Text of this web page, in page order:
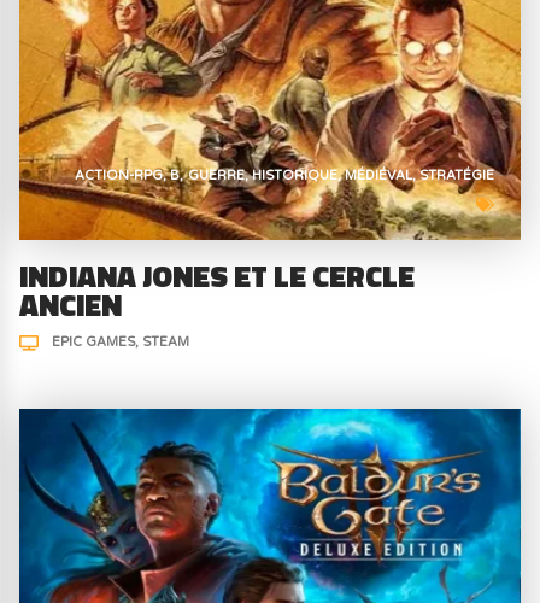
ACTION-RPG B GUERRE HISTORIQUE MÉDIÉVAL STRATÉGIE
INDIANA JONES ET LE CERCLE
ANCIEN
EPIC GAMES STEAM